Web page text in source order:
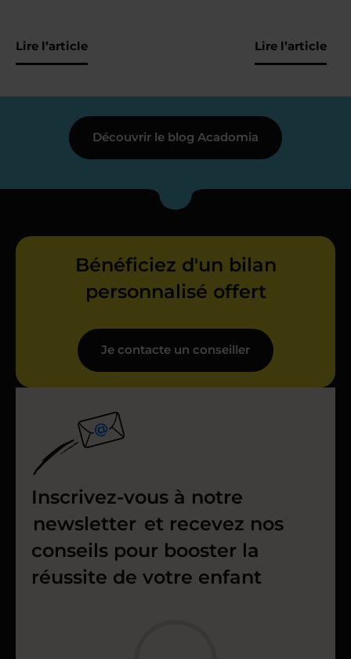
Lire l’article Lire l’article
Découvrir le blog Acadomia
Bénéficiez d'un bilan
personnalisé offert
Je contacte un conseiller
Inscrivez-vous à notre
newsletter et recevez nos
conseils pour booster la
réussite de votre enfant